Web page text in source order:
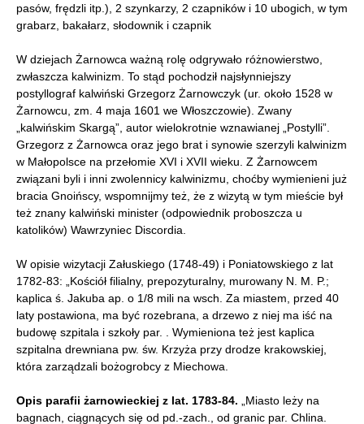
pasów, frędzli itp.), 2 szynkarzy, 2 czapników i 10 ubogich, w tym
grabarz, bakałarz, słodownik i czapnik
W dziejach Żarnowca ważną rolę odgrywało różnowierstwo,
zwłaszcza kalwinizm. To stąd pochodził najsłynniejszy
postyllograf kalwiński Grzegorz Żarnowczyk (ur. około 1528 w
Żarnowcu, zm. 4 maja 1601 we Włoszczowie). Zwany
„kalwińskim Skargą”, autor wielokrotnie wznawianej „Postylli”.
Grzegorz z Żarnowca oraz jego brat i synowie szerzyli kalwinizm
w Małopolsce na przełomie XVI i XVII wieku. Z Żarnowcem
związani byli i inni zwolennicy kalwinizmu, choćby wymienieni już
bracia Gnoińscy, wspomnijmy też, że z wizytą w tym mieście był
też znany kalwiński minister (odpowiednik proboszcza u
katolików) Wawrzyniec Discordia.
W opisie wizytacji Załuskiego (1748-49) i Poniatowskiego z lat
1782-83: „Kościół filialny, prepozyturalny, murowany N. M. P.;
kaplica ś. Jakuba ap. o 1/8 mili na wsch. Za miastem, przed 40
laty postawiona, ma być rozebrana, a drzewo z niej ma iść na
budowę szpitala i szkoły par. . Wymieniona też jest kaplica
szpitalna drewniana pw. św. Krzyża przy drodze krakowskiej,
która zarządzali bożogrobcy z Miechowa.
Opis parafii żarnowieckiej z lat. 1783-84. „Miasto leży na
bagnach, ciągnących się od pd.-zach., od granic par. Chlina.